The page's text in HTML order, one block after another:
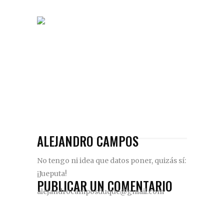
ALEJANDRO CAMPOS
No tengo ni idea que datos poner, quizás sí:
¡Jueputa!
alejandrocamposduque@gmail.com
PUBLICAR UN COMENTARIO